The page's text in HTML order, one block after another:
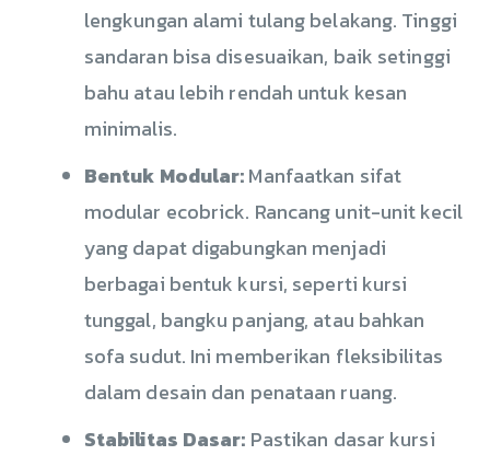
lengkungan alami tulang belakang. Tinggi
sandaran bisa disesuaikan, baik setinggi
bahu atau lebih rendah untuk kesan
minimalis.
Bentuk Modular:Manfaatkan sifat
modular ecobrick. Rancang unit-unit kecil
yang dapat digabungkan menjadi
berbagai bentuk kursi, seperti kursi
tunggal, bangku panjang, atau bahkan
sofa sudut. Ini memberikan fleksibilitas
dalam desain dan penataan ruang.
Stabilitas Dasar: Pastikan dasar kursi